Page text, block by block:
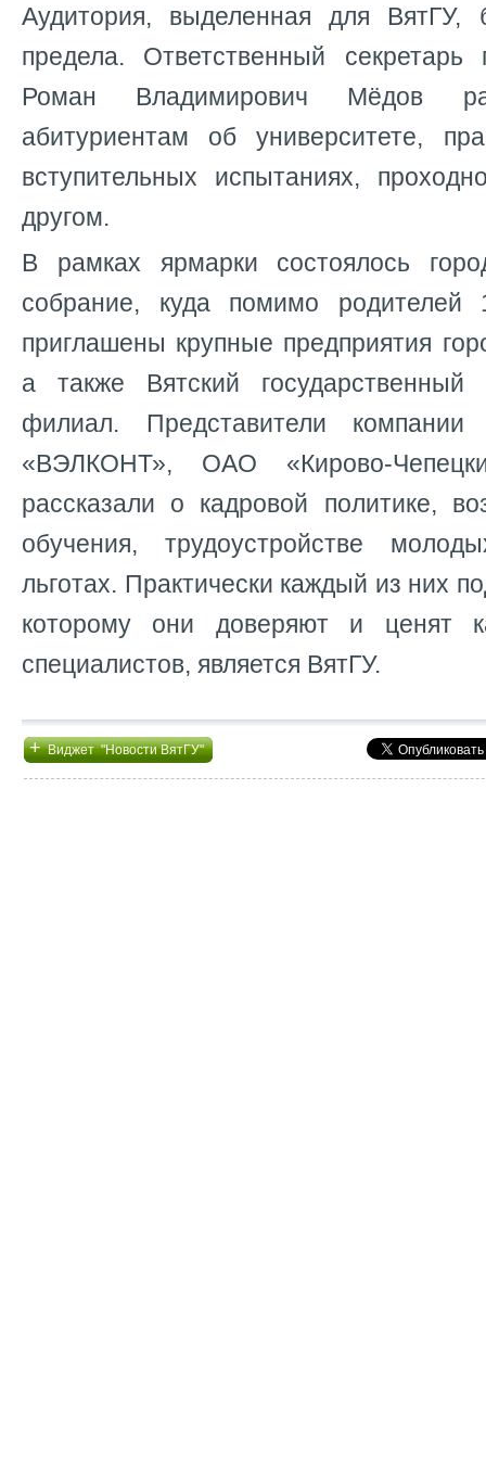
Аудитория, выделенная для ВятГУ,
предела. Ответственный секретарь
Роман Владимирович Мёдов
абитуриентам об университете,
вступительных испытаниях,
другом.
В рамках ярмарки состоялось
собрание, куда помимо родителей
приглашены крупные предприятия
а также Вятский государственный
филиал. Представители
«ВЭЛКОНТ», ОАО «Кирово-
рассказали о кадровой политике,
обучения, трудоустройстве
льготах. Практически каждый из них
которому они доверяют и ценят
специалистов, является ВятГУ.
+Виджет "Новости ВятГУ"